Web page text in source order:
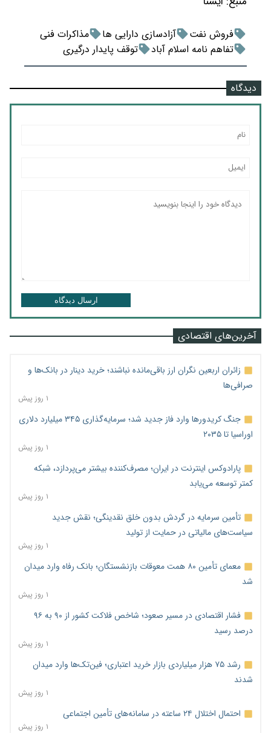
فروش نفت آزادسازی دارایی ها
مذاکرات فنی
تفاهم نامه اسلام آباد
توقف پایدار درگیری
دیدگاه
ارسال دیدگاه
آخرین‌های اقتصادی
زائران اربعین نگران ارز باقی‌مانده نباشند؛ خرید دینار در بانک‌ها و
صرافی‌ها
۱ روز پیش
جنگ کریدورها وارد فاز جدید شد؛ سرمایه‌گذاری ۳۴۵ میلیارد دلاری
اوراسیا تا ۲۰۳۵
۱ روز پیش
پارادوکس اینترنت در ایران؛ مصرف‌کننده بیشتر می‌پردازد، شبکه
کمتر توسعه می‌یابد
۱ روز پیش
تأمین سرمایه در گردش بدون خلق نقدینگی؛ نقش جدید
سیاست‌های مالیاتی در حمایت از تولید
۱ روز پیش
معمای تأمین ۸۰ همت معوقات بازنشستگان؛ بانک رفاه وارد میدان
شد
۱ روز پیش
فشار اقتصادی در مسیر صعود؛ شاخص فلاکت کشور از ۹۰ به ۹۶
درصد رسید
۱ روز پیش
رشد ۷۵ هزار میلیاردی بازار خرید اعتباری؛ فین‌تک‌ها وارد میدان
شدند
۱ روز پیش
احتمال اختلال ۲۴ ساعته در سامانه‌های تأمین اجتماعی
۱ روز پیش